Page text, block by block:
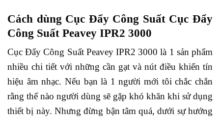
Cách dùng Cục Đẩy Công Suất Cục Đẩy
Công Suất Peavey IPR2 3000
Cục Đẩy Công Suất Peavey IPR2 3000 là 1 sản phẩm
nhiều chi tiết với những cần gạt và nút điều khiển tín
hiệu âm nhạc. Nếu bạn là 1 người mới tôi chắc chắn
rằng thế nào người dùng sẽ gặp khó khăn khi sử dụng
thiết bị này. Nhưng đừng bận tâm quá, dưới sự hướng